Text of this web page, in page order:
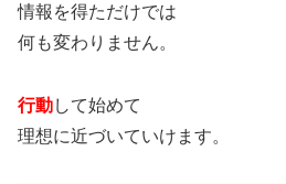
情報を得ただけでは
何も変わりません。
行動して始めて
理想に近づいていけます。